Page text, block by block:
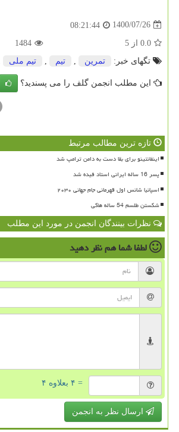
1400/07/26
08:21:44
0.0 از 5
1484
تگهای خبر:
تمرین تیم تیم ملی
این مطلب انجمن گلف را می پسندید؟
تازه ترین مطالب مرتبط
اینفانتینو برای بقا دست به دامن ترامپ شد
پسر 16 ساله ایرانی استاد فیده شد
اسپانیا شانس اول قهرمانی جام جهانی ۲۰۳۰
شکستن طلسم 54 ساله هاکی
نظرات بینندگان انجمن در مورد این مطلب
لطفا شما همنظر دهید
= ۴ بعلاوه ۴
ارسال نظر به انجمن